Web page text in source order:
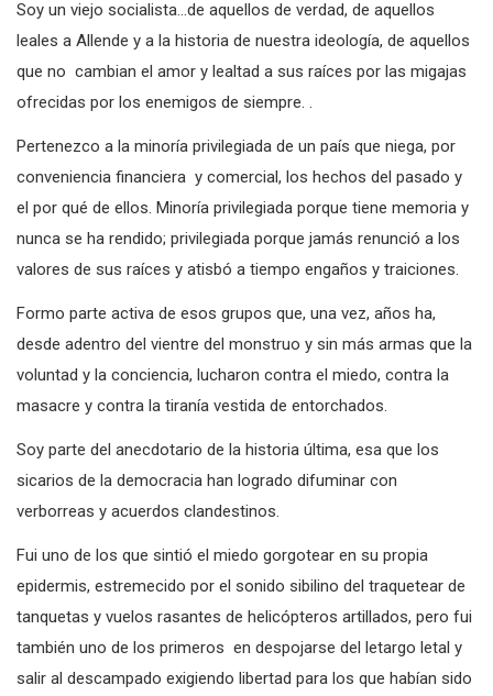
Soy un viejo socialista…de aquellos de verdad, de aquellos
leales a Allende y a la historia de nuestra ideología, de aquellos
que no cambian el amor y lealtad a sus raíces por las migajas
ofrecidas por los enemigos de siempre. .
Pertenezco a la minoría privilegiada de un país que niega, por
conveniencia financiera y comercial, los hechos del pasado y
el por qué de ellos. Minoría privilegiada porque tiene memoria y
nunca se ha rendido; privilegiada porque jamás renunció a los
valores de sus raíces y atisbó a tiempo engaños y traiciones.
Formo parte activa de esos grupos que, una vez, años ha,
desde adentro del vientre del monstruo y sin más armas que la
voluntad y la conciencia, lucharon contra el miedo, contra la
masacre y contra la tiranía vestida de entorchados.
Soy parte del anecdotario de la historia última, esa que los
sicarios de la democracia han logrado difuminar con
verborreas y acuerdos clandestinos.
Fui uno de los que sintió el miedo gorgotear en su propia
epidermis, estremecido por el sonido sibilino del traquetear de
tanquetas y vuelos rasantes de helicópteros artillados, pero fui
también uno de los primeros en despojarse del letargo letal y
salir al descampado exigiendo libertad para los que habían sido